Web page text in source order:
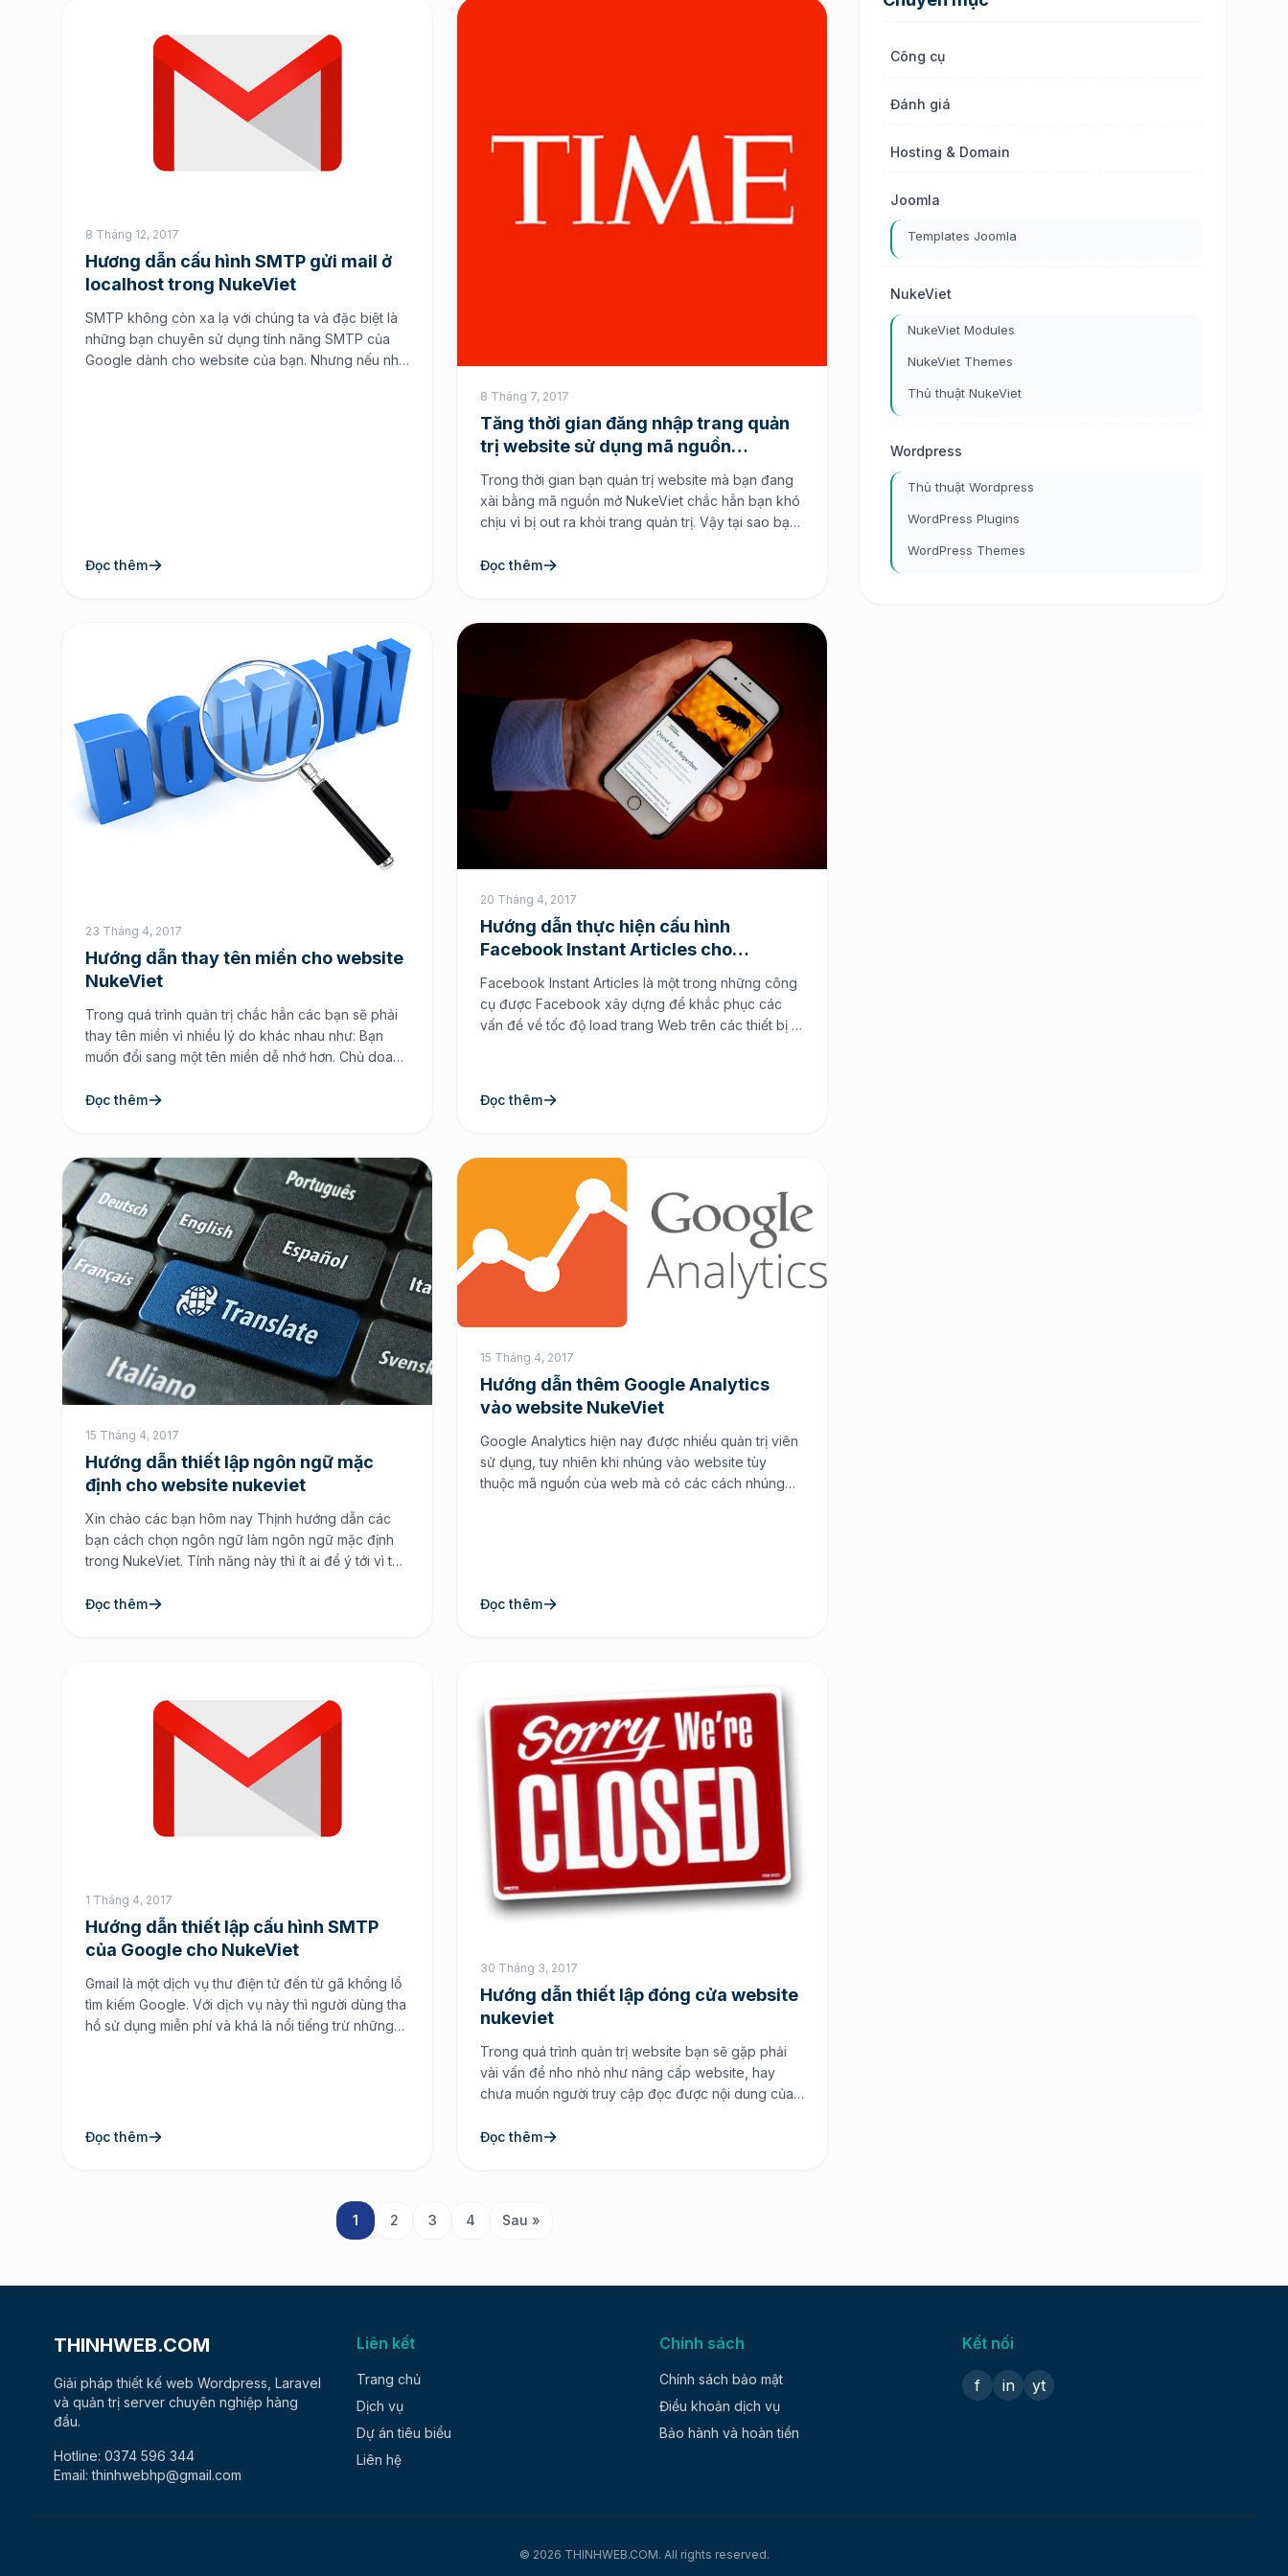
8 Tháng 12, 2017
Hương dẫn cấu hình SMTP gửi mail ở
localhost trong NukeViet
SMTP không còn xa lạ với chúng ta và đặc biệt là
những bạn chuyên sử dụng tính năng SMTP của
Google dành cho website của bạn. Nhưng nếu như
Đọc thêm
8 Tháng 7, 2017
Tăng thời gian đăng nhập trang quản
trị website sử dụng mã nguồn
Trong thời gian bạn quản trị website mà bạn đang
xài bằng mã nguồn mở NukeViet chắc hẳn bạn khó
chịu vì bị out ra khỏi trang quản trị. Vậy tại sao bạn
gian lên thì chỉ vài việc đơn giản là bạn thiết lập […]
Đọc thêm
23 Tháng 4, 2017
Hướng dẫn thay tên miền cho website
NukeViet
Trong quá trình quản trị chắc hẳn các bạn sẽ phải
thay tên miền vì nhiều lý do khác nhau như: Bạn
muốn đổi sang một tên miền dễ nhớ hơn. Chủ doanh
mới cho dễ nhớ. Tên miền bạn đang xài bị sanbox
Đọc thêm
20 Tháng 4, 2017
Hướng dẫn thực hiện cấu hình
Facebook Instant Articles cho
Facebook Instant Articles là một trong những công
cụ được Facebook xây dựng để khắc phục các
vấn đề về tốc độ load trang Web trên các thiết bị di
Đọc thêm
15 Tháng 4, 2017
Hướng dẫn thiết lập ngôn ngữ mặc
định cho website nukeviet
Xin chào các bạn hôm nay Thịnh hướng dẫn các
bạn cách chọn ngôn ngữ làm ngôn ngữ mặc định
trong NukeViet. Tính năng này thì ít ai để ý tới vì thế
Nhưng không sao, ở bài viết này mình sẽ hướng
Đọc thêm
15 Tháng 4, 2017
Hướng dẫn thêm Google Analytics
vào website NukeViet
Google Analytics hiện nay được nhiều quản trị viên
sử dụng, tuy nhiên khi nhúng vào website tùy
thuộc mã nguồn của web mà có các cách nhúng
Đọc thêm
1 Tháng 4, 2017
Hướng dẫn thiết lập cấu hình SMTP
của Google cho NukeViet
Gmail là một dịch vụ thư điện tử đến từ gã khổng lồ
tìm kiếm Google. Với dịch vụ này thì người dùng tha
hồ sử dụng miễn phí và khá là nổi tiếng trừ những
Đọc thêm
30 Tháng 3, 2017
Hướng dẫn thiết lập đóng cửa website
nukeviet
Trong quá trình quản trị website bạn sẽ gặp phải
vài vấn đề nho nhỏ như nâng cấp website, hay
chưa muốn người truy cập đọc được nội dung của
website tạm thời. Cũng như bao mã nguồn khác thì
Đọc thêm
1 2 3 4 Sau »
Công cụ
Đánh giá
Hosting & Domain
Joomla
Templates Joomla
NukeViet
NukeViet Modules
NukeViet Themes
Thủ thuật NukeViet
Wordpress
Thủ thuật Wordpress
WordPress Plugins
WordPress Themes
THINHWEB.COM
Giải pháp thiết kế web Wordpress, Laravel
và quản trị server chuyên nghiệp hàng
đầu.
Hotline: 0374 596 344
Email: thinhwebhp@gmail.com
Liên kết
Trang chủ
Dịch vụ
Dự án tiêu biểu
Liên hệ
Chính sách
Chính sách bảo mật
Điều khoản dịch vụ
Bảo hành và hoàn tiền
Kết nối
f in yt
© 2026 THINHWEB.COM. All rights reserved.